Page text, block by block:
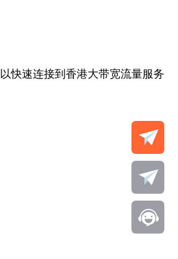
快速连接到香港大带宽流量服务